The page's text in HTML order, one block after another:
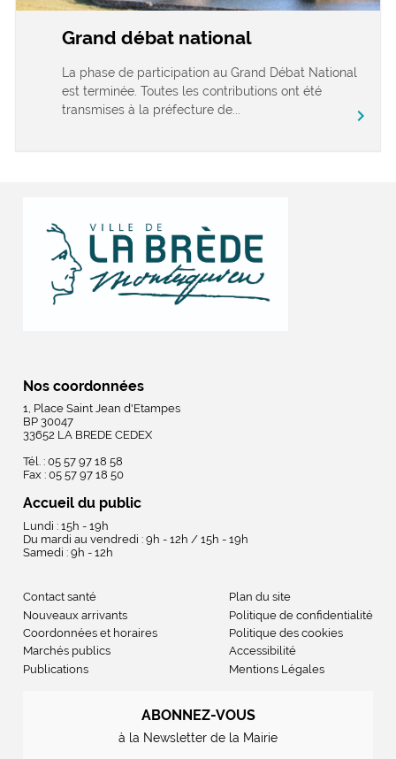
Grand débat national
La phase de participation au Grand Débat National
est terminée. Toutes les contributions ont été
transmises à la préfecture de...
chevron_right
Nos coordonnées
1, Place Saint Jean d'Etampes
BP 30047
33652 LA BREDE CEDEX
Tél. : 05 57 97 18 58
Fax : 05 57 97 18 50
Accueil du public
Lundi : 15h - 19h
Du mardi au vendredi : 9h - 12h / 15h - 19h
Samedi : 9h - 12h
Contact santé
Nouveaux arrivants
Coordonnées et horaires
Marchés publics
Publications
Plan du site
Politique de confidentialité
Politique des cookies
Accessibilité
Mentions Légales
ABONNEZ-VOUS
à la Newsletter de la Mairie